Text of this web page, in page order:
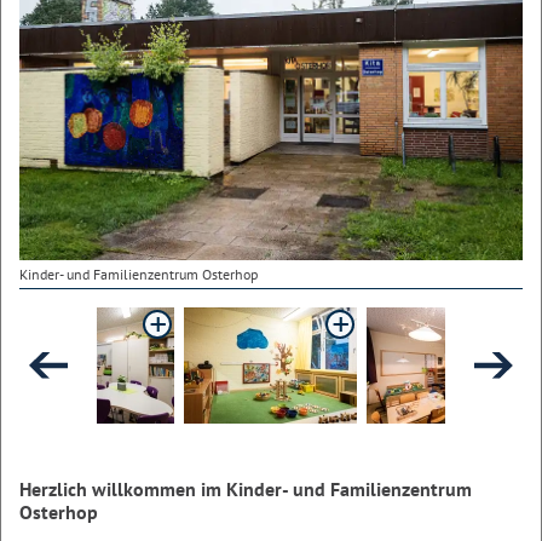
Kinder- und Familienzentrum Osterhop
Herzlich willkommen im Kinder- und Familienzentrum
Osterhop